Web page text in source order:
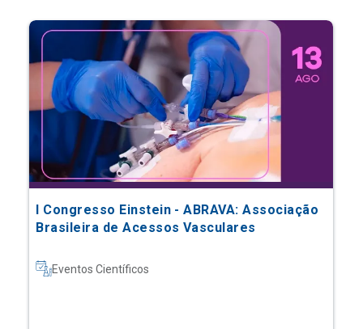
I Congresso Einstein - ABRAVA: Associação
Brasileira de Acessos Vasculares
Eventos Científicos